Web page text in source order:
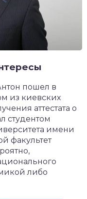
пошел в
из киевских
аттестата о
студентом
имени
факультет
либо